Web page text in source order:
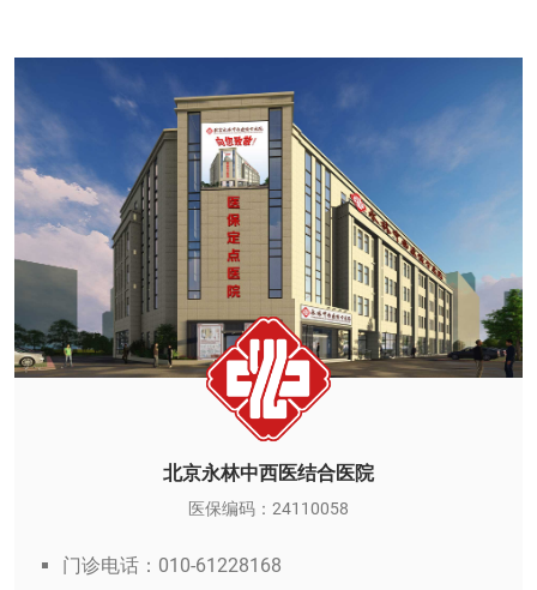
北京永林中西医结合医院
医保编码：24110058
门诊电话：010-61228168